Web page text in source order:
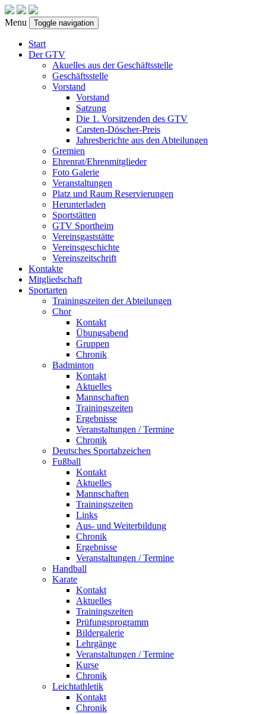
Menu Toggle navigation
Start
Der GTV
Akuelles aus der Geschäftsstelle
Geschäftsstelle
Vorstand
Vorstand
Satzung
Die 1. Vorsitzenden des GTV
Carsten-Döscher-Preis
Jahresberichte aus den Abteilungen
Gremien
Ehrenrat/Ehrenmitglieder
Foto Galerie
Veranstaltungen
Platz und Raum Reservierungen
Herunterladen
Sportstätten
GTV Sportheim
Vereinsgaststätte
Vereinsgeschichte
Vereinszeitschrift
Kontakte
Mitgliedschaft
Sportarten
Trainingszeiten der Abteilungen
Chor
Kontakt
Übungsabend
Gruppen
Chronik
Badminton
Kontakt
Aktuelles
Mannschaften
Trainingszeiten
Ergebnisse
Veranstaltungen / Termine
Chronik
Deutsches Sportabzeichen
Fußball
Kontakt
Aktuelles
Mannschaften
Trainingszeiten
Links
Aus- und Weiterbildung
Chronik
Ergebnisse
Veranstaltungen / Termine
Handball
Karate
Kontakt
Aktuelles
Trainingszeiten
Prüfungsprogramm
Bildergalerie
Lehrgänge
Veranstaltungen / Termine
Kurse
Chronik
Leichtathletik
Kontakt
Chronik